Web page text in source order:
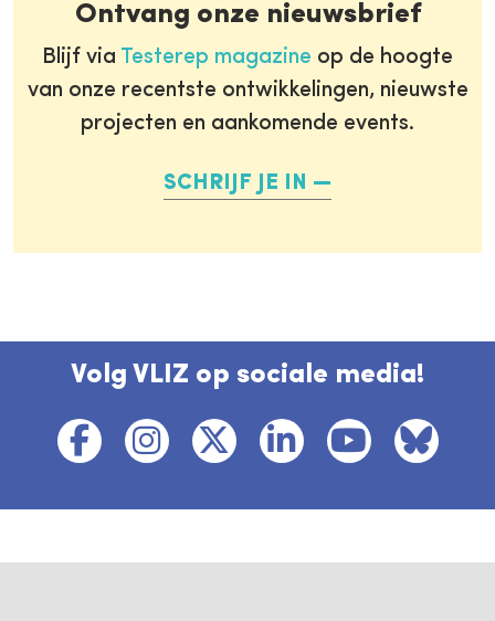
Ontvang onze nieuwsbrief
Blijf via Testerep magazine op de hoogte
van onze recentste ontwikkelingen, nieuwste
projecten en aankomende events.
SCHRIJF JE IN
Volg VLIZ op sociale media!